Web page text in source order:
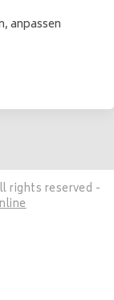
rights reserved -
anpassen